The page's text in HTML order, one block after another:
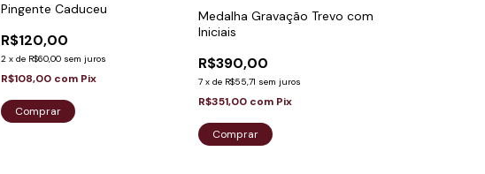
Pingente Caduceu
R$120,00
2 xde R$60,00 sem juros
R$108,00 com Pix
Comprar
Medalha Gravação Trevo com
Iniciais
R$390,00
7 x de R$55,71 sem juros
R$351,00 com Pix
Comprar